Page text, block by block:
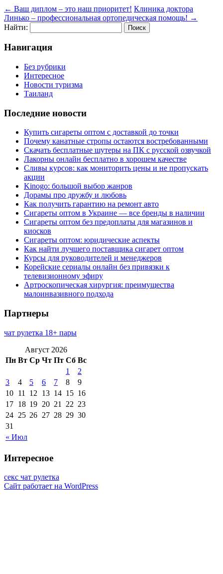
← Ваш диплом – это наш приоритет! Клиника доктора
Линько – профессиональная ортопедическая помощь! →
Найти:
Навигация
Без рубрики
Интересное
Новости туризма
Таиланд
Последние новости
Купить сигареты оптом с доставкой до точки
Почему канатные стропы остаются востребованными
Скачать бесплатные шутеры на ПК с русской озвучкой
Лакорны онлайн бесплатно в хорошем качестве
Сливы курсов: как мониторить цены и не пропускать
акции
Kinogo: большой выбор жанров
Дорамы про дружбу и любовь
Как получить гарантию на ремонт авто
Сигареты оптом в Украине — все бренды в наличии
Сигареты оптом без предоплаты для магазинов и
киосков
Сигареты оптом: юридические аспекты
Как найти лучшего поставщика сигарет оптом
Курсы для руководителей и менеджеров
Корейские сериалы онлайн без привязки к
телевизионному эфиру
Артроскопическая хирургия: преимущества
малоинвазивного подхода
Партнеры
чат рулетка 18+ пары
Август 2026
Пн Вт Ср Чт Пт Сб Вс
« Июл
1
2
3
4 5 6 7 8
9
10 11 12 13 14 15 16
17 18 19 20 21 22 23
24 25 26 27 28 29 30
31
Интересное
секс чат рулетка
Сайт работает на WordPress